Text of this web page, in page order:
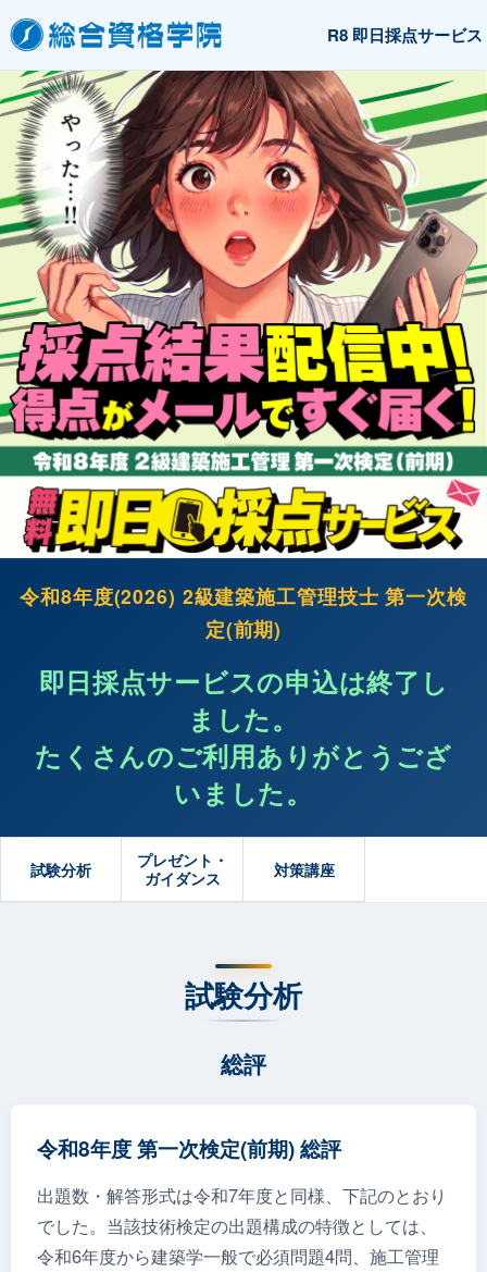
R8 即日採点サービス
令和8年度(2026) 2級建築施工管理技士 第一次検
定(前期)
即日採点サービスの申込は終了し
ました。
たくさんのご利用ありがとうござ
いました。
試験分析
プレゼント・
ガイダンス
対策講座
試験分析
総評
令和8年度 第一次検定(前期) 総評
出題数・解答形式は令和7年度と同様、下記のとおり
でした。当該技術検定の出題構成の特徴としては、
令和6年度から建築学一般で必須問題4問、施工管理